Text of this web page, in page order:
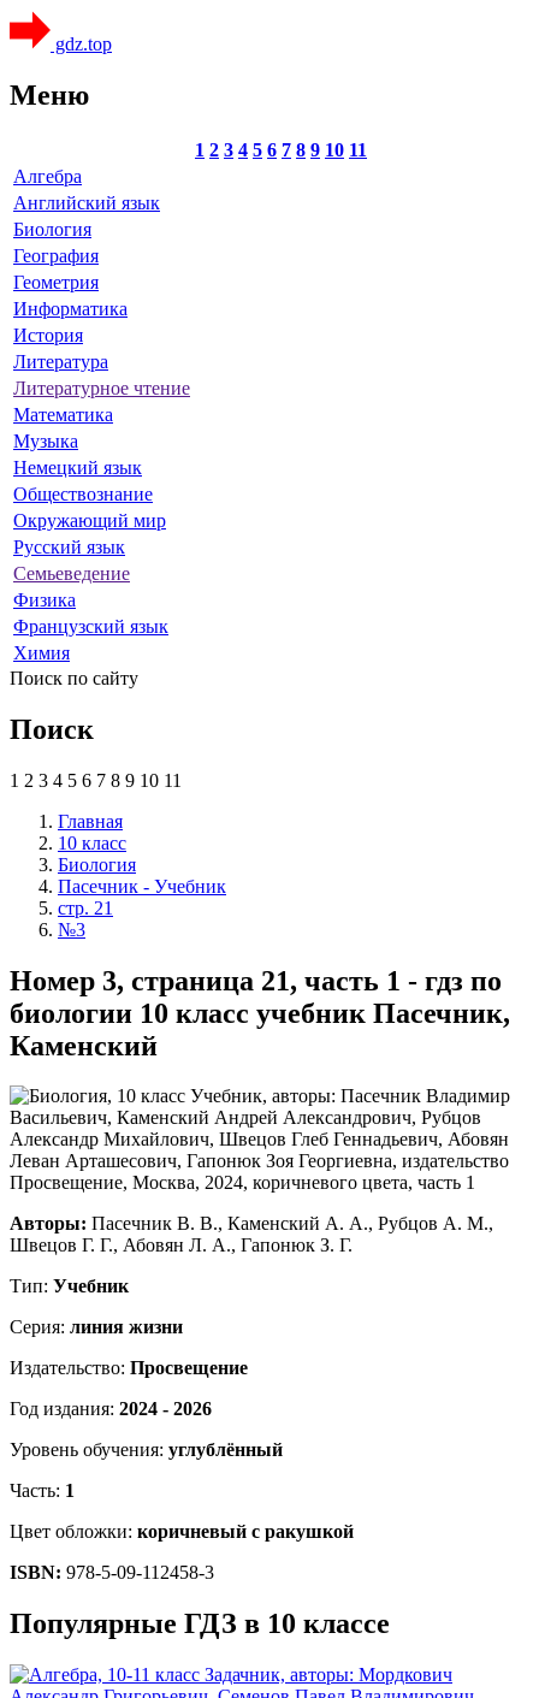
gdz.top
Меню
1 2 3 4 5 6 7 8 9 10 11
Алгебра
Английский язык
Биология
География
Геометрия
Информатика
История
Литература
Литературное чтение
Математика
Музыка
Немецкий язык
Обществознание
Окружающий мир
Русский язык
Семьеведение
Физика
Французский язык
Химия
Поиск по сайту
Поиск
1 2 3 4 5 6 7 8 9 10 11
Главная
10 класс
Биология
Пасечник - Учебник
стр. 21
№3
Номер 3, страница 21, часть 1 - гдз по
биологии 10 класс учебник Пасечник,
Каменский
Авторы: Пасечник В. В., Каменский А. А., Рубцов А. М.,
Швецов Г. Г., Абовян Л. А., Гапонюк З. Г.
Тип: Учебник
Серия: линия жизни
Издательство: Просвещение
Год издания: 2024 - 2026
Уровень обучения: углублённый
Часть: 1
Цвет обложки: коричневый с ракушкой
ISBN: 978-5-09-112458-3
Популярные ГДЗ в 10 классе